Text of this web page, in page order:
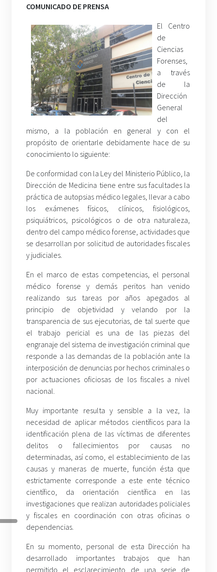
COMUNICADO DE PRENSA
El Centro
de
Ciencias
Forenses,
a través
de la
Dirección
General
del
mismo, a la población en general y con el
propósito de orientarle debidamente hace de su
conocimiento lo siguiente:
De conformidad con la Ley del Ministerio Público, la
Dirección de Medicina tiene entre sus facultades la
práctica de autopsias médico legales, llevar a cabo
los exámenes físicos, clínicos, fisiológicos,
psiquiátricos, psicológicos o de otra naturaleza,
dentro del campo médico forense, actividades que
se desarrollan por solicitud de autoridades fiscales
y judiciales.
En el marco de estas competencias, el personal
médico forense y demás peritos han venido
realizando sus tareas por años apegados al
principio de objetividad y velando por la
transparencia de sus ejecutorias, de tal suerte que
el trabajo pericial es una de las piezas del
engranaje del sistema de investigación criminal que
responde a las demandas de la población ante la
interposición de denuncias por hechos criminales o
por actuaciones oficiosas de los fiscales a nivel
nacional.
Muy importante resulta y sensible a la vez, la
necesidad de aplicar métodos científicos para la
identificación plena de las víctimas de diferentes
delitos o fallecimientos por causas no
determinadas, así como, el establecimiento de las
causas y maneras de muerte, función ésta que
estrictamente corresponde a este ente técnico
científico, da orientación científica en las
investigaciones que realizan autoridades policiales
y fiscales en coordinación con otras oficinas o
dependencias.
En su momento, personal de esta Dirección ha
desarrollado importantes trabajos que han
permitido el esclarecimiento de una serie de